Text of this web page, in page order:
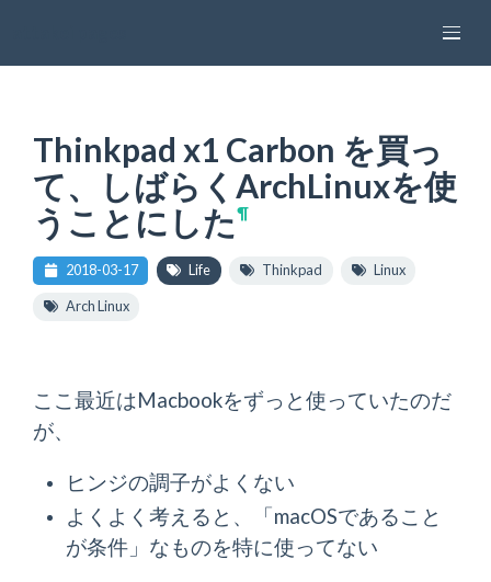
Thinkpad x1 Carbon を買っ
て、しばらくArchLinuxを使
うことにした¶
2018-03-17 Life Thinkpad Linux
Arch Linux
ここ最近はMacbookをずっと使っていたのだ
が、
ヒンジの調子がよくない
よくよく考えると、「macOSであること
が条件」なものを特に使ってない